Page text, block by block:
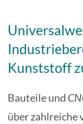
Kunststoff
Bauteile und
über zahlreiche